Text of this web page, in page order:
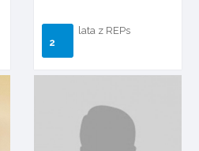
2
lata z REPs